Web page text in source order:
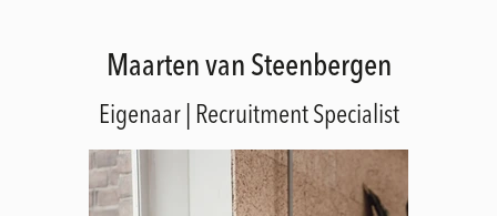
Maarten van Steenbergen
Eigenaar | Recruitment Specialist